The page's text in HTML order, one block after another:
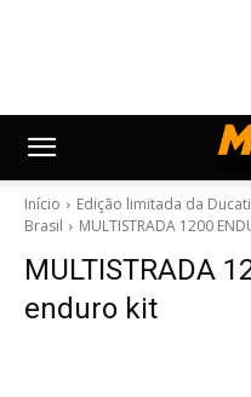
Início
Edição limitada da
Brasil
MULTISTRADA 1200
MULTISTRADA
enduro kit